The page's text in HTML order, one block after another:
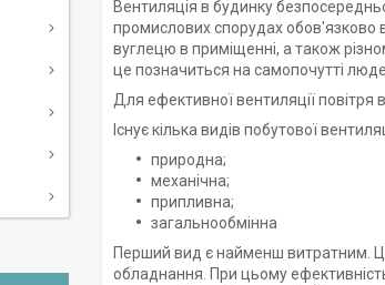
Вентиляція в будинку
промислових спорудах обов'язково
вуглецю в приміщенні, а також
це позначиться на самопочутті
Для ефективної вентиляції повітря
Існує кілька видів побутової
природна;
механічна;
припливна;
загальнообмінна
Перший вид є найменш витратним.
обладнання. При цьому